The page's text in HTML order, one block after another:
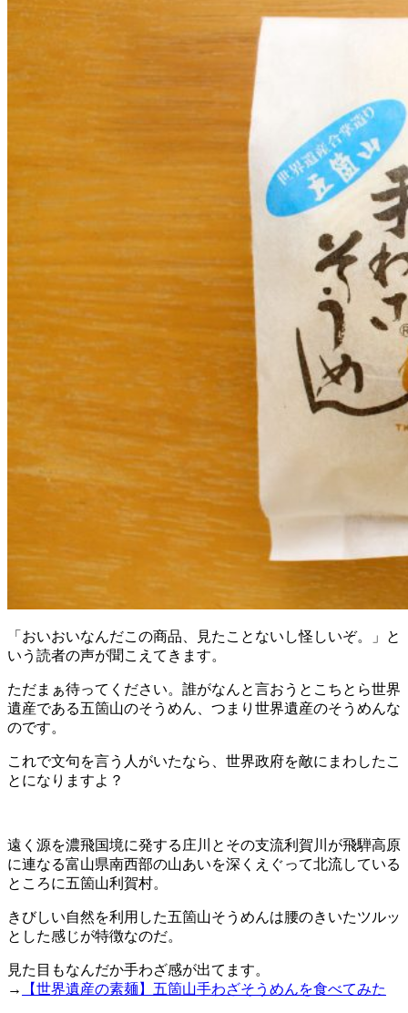
「おいおいなんだこの商品、見たことないし怪しいぞ。」と
いう読者の声が聞こえてきます。
ただまぁ待ってください。誰がなんと言おうとこちとら世界
遺産である五箇山のそうめん、つまり世界遺産のそうめんな
のです。
これで文句を言う人がいたなら、世界政府を敵にまわしたこ
とになりますよ？
遠く源を濃飛国境に発する庄川とその支流利賀川が飛騨高原
に連なる富山県南西部の山あいを深くえぐって北流している
ところに五箇山利賀村。
きびしい自然を利用した五箇山そうめんは腰のきいたツルッ
とした感じが特徴なのだ。
見た目もなんだか手わざ感が出てます。
→
【世界遺産の素麺】五箇山手わざそうめんを食べてみた